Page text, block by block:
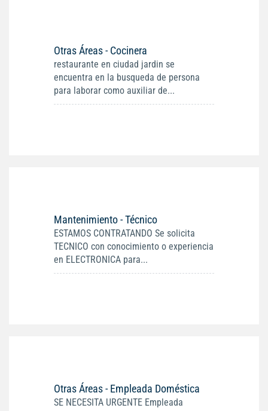
Otras Áreas - Cocinera
restaurante en ciudad jardin se
encuentra en la busqueda de persona
para laborar como auxiliar de...
Mantenimiento - Técnico
ESTAMOS CONTRATANDO Se solicita
TECNICO con conocimiento o experiencia
en ELECTRONICA para...
Otras Áreas - Empleada Doméstica
SE NECESITA URGENTE Empleada